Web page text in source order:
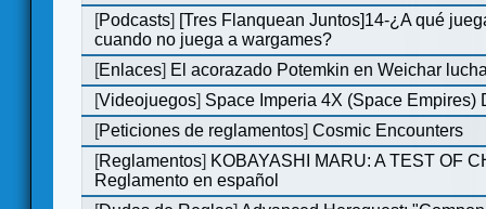
[Podcasts] [Tres Flanquean Juntos]14-¿A qué
cuando no juega a wargames?
[Enlaces] El acorazado Potemkin en Weichar
[Videojuegos] Space Imperia 4X (Space Empires)
[Peticiones de reglamentos]Cosmic Encounters
[Reglamentos] KOBAYASHI MARU: A TEST OF
Reglamento en español